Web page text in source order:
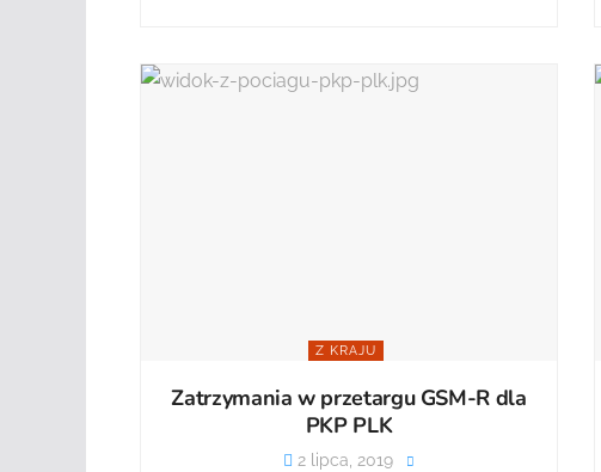
Z KRAJU
Zatrzymania w przetargu GSM-R dla
PKP PLK
2 lipca, 2019